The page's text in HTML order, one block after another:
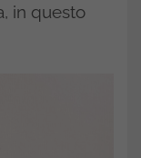
in questo